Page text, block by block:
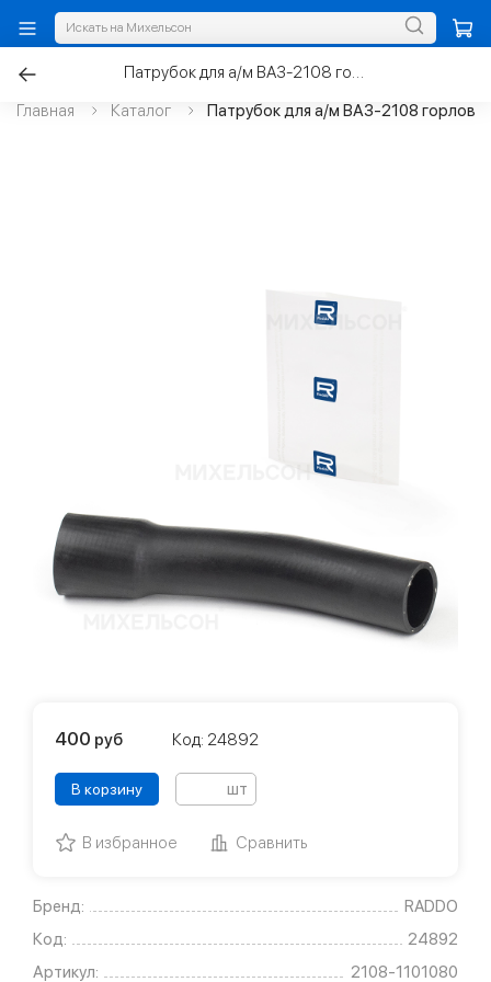
Главная Каталог Патрубок для а/м ВАЗ-2108
Бренд:
RADDO
Код:
24892
Артикул:
2108-1101080
400 руб Код: 24892
В корзину шт
В избранное Сравнить